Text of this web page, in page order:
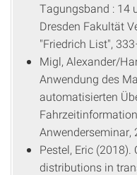
Tagungsband : 14
Dresden Fakultät
"Friedrich List",
Migl, Alexander/
Anwendung des
automatisierten
Anwenderseminar,
Pestel, Eric
distributions in